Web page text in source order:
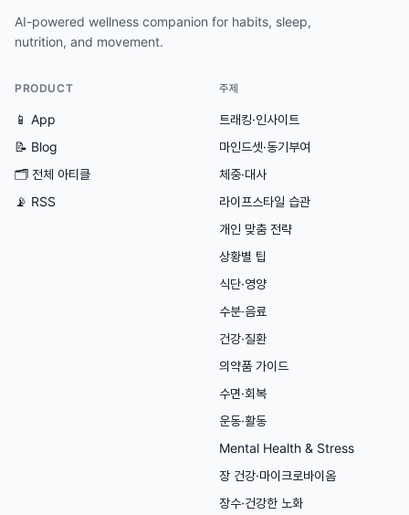
AI-powered wellness companion for habits, sleep,
nutrition, and movement.
PRODUCT
📱 App
📝 Blog
🗂 전체 아티클
📡 RSS
주제
트래킹·인사이트
마인드셋·동기부여
체중·대사
라이프스타일 습관
개인 맞춤 전략
상황별 팁
식단·영양
수분·음료
건강·질환
의약품 가이드
수면·회복
운동·활동
Mental Health & Stress
장 건강·마이크로바이옴
장수·건강한 노화